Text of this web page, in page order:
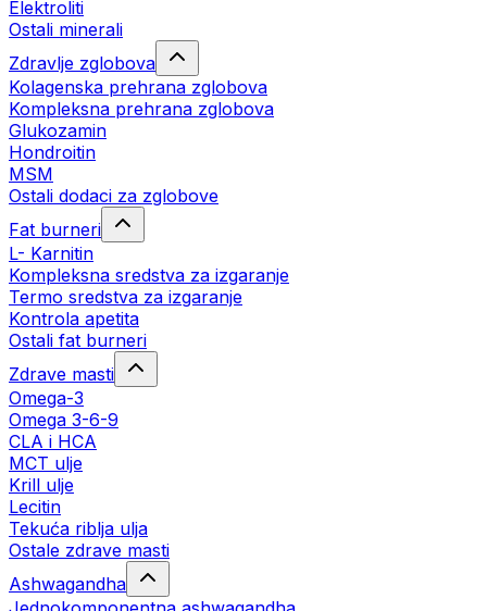
Elektroliti
Ostali minerali
Zdravlje zglobova
Kolagenska prehrana zglobova
Kompleksna prehrana zglobova
Glukozamin
Hondroitin
MSM
Ostali dodaci za zglobove
Fat burneri
L- Karnitin
Kompleksna sredstva za izgaranje
Termo sredstva za izgaranje
Kontrola apetita
Ostali fat burneri
Zdrave masti
Omega-3
Omega 3-6-9
CLA i HCA
MCT ulje
Krill ulje
Lecitin
Tekuća riblja ulja
Ostale zdrave masti
Ashwagandha